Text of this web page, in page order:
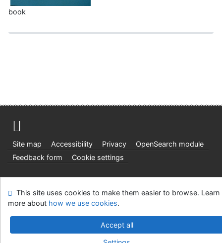
book
Site map Accessibility Privacy
OpenSearch module
Feedback form
Cookie settings
©1993-2026IPACv.4.8.63a-Cosmotron Slovakia, s.r.o.
This site uses cookies to make them easier to browse. Learn
more about how we use cookies.
Accept all